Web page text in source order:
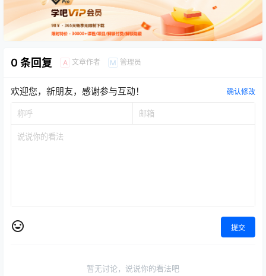
0 条回复 A 文章作者 M 管理员
欢迎您，新朋友，感谢参与互动！ 确认修改
提交
暂无讨论，说说你的看法吧